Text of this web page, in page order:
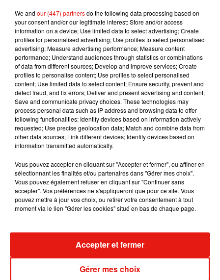
Publié : 26 novembre 2018 à 9h33 par Maud
Tambellini
En revanche tout le monde ne peut avoir la chaîne
gratuitement. En effet, elle n’est pas diffusée sur
les box internet SFR et Bouygues. Si vous avez
Free en revanche, c’est sur le canal 158, le canal
31 pour les abonnés Orange, et la 19 sur les
abonnés MyCanal.
Mundo Latino
Guatemala : l'éruption du volcan
de Fuego est terminée
Le fourmilier géant fait son retour
en Argentine, et en pleine...
Karol G dévoile la tracklist de
We and our (447) partnersdo the following data processing based on
your consent and/or our legitimate interest: Store and/or access
information on a device; Use limited data to select advertising; Create
profiles for personalised advertising; Use profiles to select personalised
advertising; Measure advertising performance; Measure content
performance; Understand audiences through statistics or combinations
of data from different sources; Develop and improve services; Create
profiles to personalise content; Use profiles to select personalised
content; Use limited data to select content; Ensure security, prevent and
detect fraud, and fix errors; Deliver and present advertising and content;
Save and communicate privacy choices. These technologies may
process personal data such as IP address and browsing data to offer
following functionalities: Identify devices based on information actively
requested; Use precise geolocation data; Match and combine data from
other data sources; Link different devices; Identify devices based on
information transmitted automatically.
Vous pouvez accepter en cliquant sur "Accepter et fermer", ou affiner en
sélectionnant les finalités et/ou partenaires dans "Gérer mes choix".
Vous pouvez également refuser en cliquant sur "Continuer sans
accepter". Vos préférences ne s'appliqueront que pour ce site. Vous
pouvez mettre à jour vos choix, ou retirer votre consentement à tout
moment via le lien "Gérer les cookies" situé en bas de chaque page.
Gérer mes choix
Accepter et fermer